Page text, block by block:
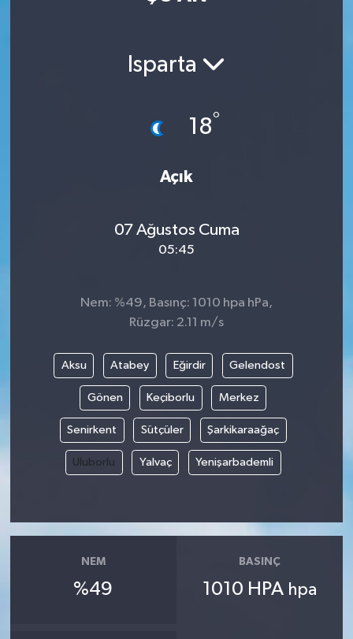
Isparta
18°
Açık
07 Ağustos Cuma
05:45
Nem: %49, Basınç: 1010 hpa hPa,
Rüzgar: 2.11 m/s
Aksu Atabey Eğirdir Gelendost
Gönen Keçiborlu Merkez
Senirkent Sütçüler Şarkikaraağaç
Uluborlu Yalvaç Yenişarbademli
NEM
%49
BASINÇ
1010 HPA hpa
Gizlilik Sözleşmesi